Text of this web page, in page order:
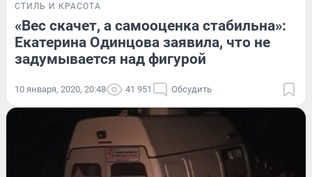
СТИЛЬ И КРАСОТА
«Вес скачет, а самооценка стабильна»:
Екатерина Одинцова заявила, что не
задумывается над фигурой
10 января, 2020, 20:48 41 951 Обсудить